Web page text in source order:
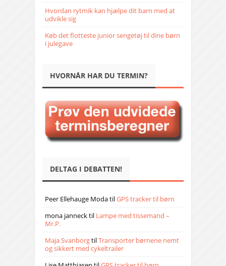
Hvordan rytmik kan hjælpe dit barn med at
udvikle sig
Køb det flotteste junior sengetøj til dine børn
i julegave
HVORNÅR HAR DU TERMIN?
DELTAG I DEBATTEN!
Peer Ellehauge ModatilGPS tracker til børn
mona jannecktil Lampe med tissemand –
Mr.P.
Maja SvanborgtilTransporter børnene nemt
og sikkert med cykeltrailer